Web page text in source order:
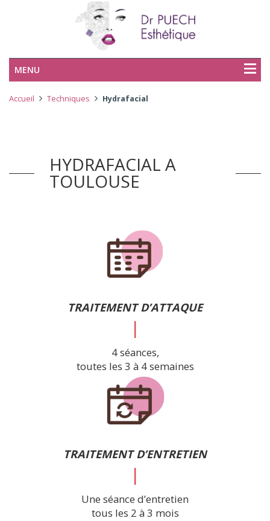
MENU
Accueil Techniques Hydrafacial
HYDRAFACIAL A
TOULOUSE
TRAITEMENT D’ATTAQUE
|
4 séances,
toutes les 3 à 4 semaines
TRAITEMENT D’ENTRETIEN
|
Une séance d’entretien
tous les 2 à 3 mois